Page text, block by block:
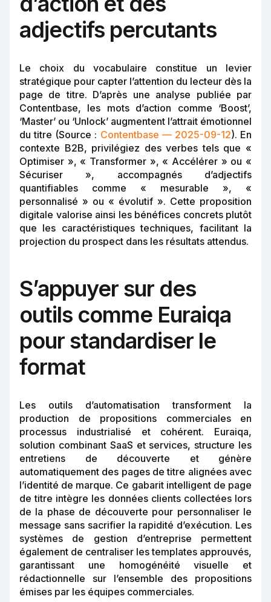
adjectifs percutants
Le choix du vocabulaire constitue un levier
stratégique pour capter l’attention du lecteur dès la
page de titre. D’après une analyse publiée par
Contentbase, les mots d’action comme ‘Boost’,
‘Master’ ou ‘Unlock’ augmentent l’attrait émotionnel
du titre (Source : Contentbase — 2025-09-12). En
contexte B2B, privilégiez des verbes tels que «
Optimiser », « Transformer », « Accélérer » ou «
Sécuriser », accompagnés d’adjectifs
quantifiables comme « mesurable », «
personnalisé » ou « évolutif ». Cette proposition
digitale valorise ainsi les bénéfices concrets plutôt
que les caractéristiques techniques, facilitant la
projection du prospect dans les résultats attendus.
S’appuyer sur des
outils comme Euraiqa
pour standardiser le
format
Les outils d’automatisation transforment la
production de propositions commerciales en
processus industrialisé et cohérent. Euraiqa,
solution combinant SaaS et services, structure les
entretiens de découverte et génère
automatiquement des pages de titre alignées avec
l’identité de marque. Ce gabarit intelligent de page
de titre intègre les données clients collectées lors
de la phase de découverte pour personnaliser le
message sans sacrifier la rapidité d’exécution. Les
systèmes de gestion d’entreprise permettent
également de centraliser les templates approuvés,
garantissant une homogénéité visuelle et
rédactionnelle sur l’ensemble des propositions
émises par les équipes commerciales.